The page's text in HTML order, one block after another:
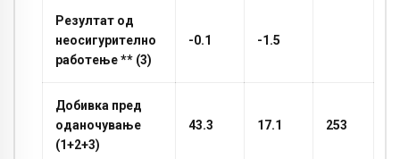
Резултат од
неосигурително
работење** (3)
-0.1 -1.5
Добивка пред
оданочување
(1+2+3)
43.3 17.1 253